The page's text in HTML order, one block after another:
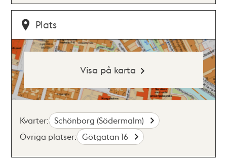
Plats
Visa på karta
Kvarter: Schönborg (Södermalm)
Övriga platser: Götgatan 16